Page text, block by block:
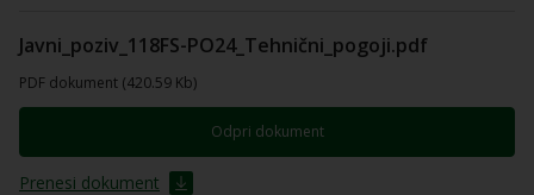
Javni_poziv_118FS-PO24_Tehnični_pogoji.pdf
PDF dokument (420.59 Kb)
Odpri dokument
Prenesi dokument